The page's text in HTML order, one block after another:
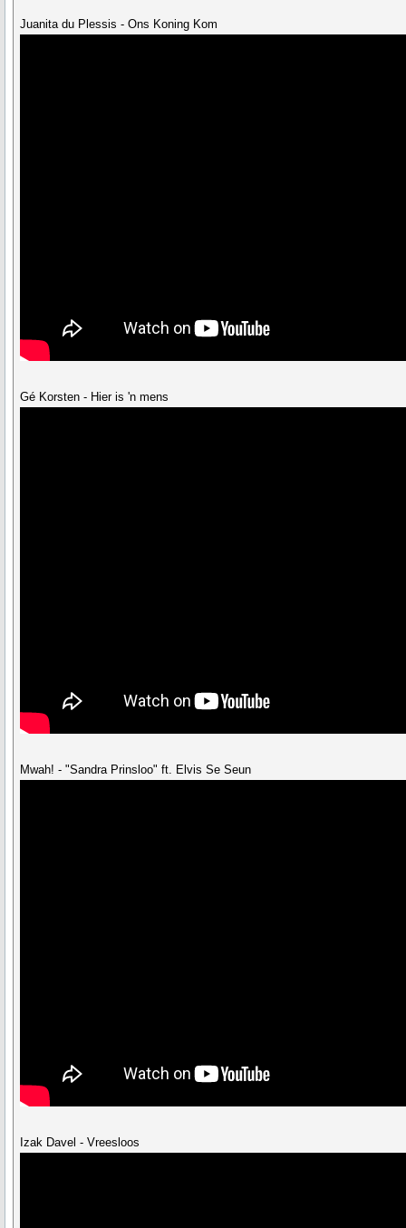
Juanita du Plessis - Ons Koning Kom
Gé Korsten - Hier is 'n mens
Mwah! - "Sandra Prinsloo" ft. Elvis Se Seun
Izak Davel - Vreesloos